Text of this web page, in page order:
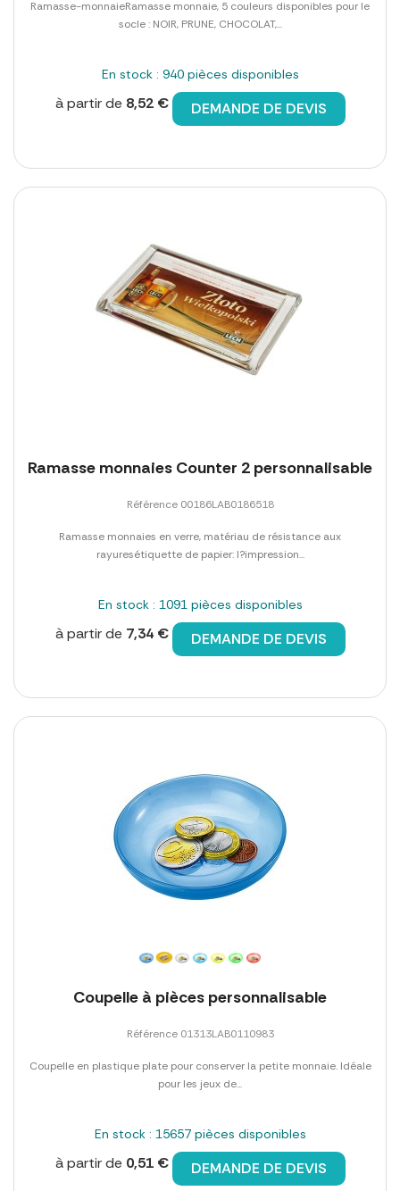
Ramasse-monnaieRamasse monnaie, 5 couleurs disponibles pour le
socle : NOIR, PRUNE, CHOCOLAT,...
En stock : 940 pièces disponibles
à partir de 8,52 € DEMANDE DE DEVIS
Ramasse monnaies Counter 2 personnalisable
Référence 00186LAB0186518
Ramasse monnaies en verre, matériau de résistance aux
rayuresétiquette de papier: l?impression...
En stock : 1091 pièces disponibles
à partir de 7,34 € DEMANDE DE DEVIS
Coupelle à pièces personnalisable
Référence 01313LAB0110983
Coupelle en plastique plate pour conserver la petite monnaie. Idéale
pour les jeux de...
En stock : 15657 pièces disponibles
à partir de 0,51 € DEMANDE DE DEVIS